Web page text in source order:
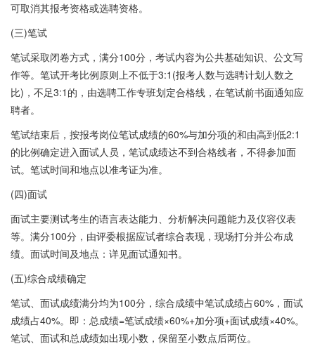
可取消其报考资格或选聘资格。
(三)笔试
笔试采取闭卷方式，满分100分，考试内容为公共基础知识、公文写
作等。笔试开考比例原则上不低于3:1(报考人数与选聘计划人数之
比)，不足3:1的，由选聘工作专班划定合格线，在笔试前书面通知应
聘者。
笔试结束后，按报考岗位笔试成绩的60%与加分项的和由高到低2:1
的比例确定进入面试人员，笔试成绩达不到合格线者，不得参加面
试。笔试时间和地点以准考证为准。
(四)面试
面试主要测试考生的语言表达能力、分析解决问题能力及仪容仪表
等。满分100分，由评委根据应试者综合表现，现场打分并公布成
绩。面试时间及地点：详见面试通知书。
(五)综合成绩确定
笔试、面试成绩满分均为100分，综合成绩中笔试成绩占60%，面试
成绩占40%。即：总成绩=笔试成绩×60%+加分项+面试成绩×40%。
笔试、面试和总成绩如出现小数，保留至小数点后两位。